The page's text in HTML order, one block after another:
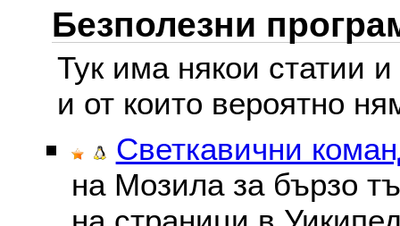
Безполезни
Тук има някои статии
и от които вероятно
Светкавични
на Мозила за бързо